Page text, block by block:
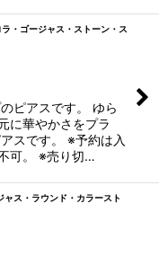
・ゴージャス・ストーン・ス
ピアスです。 ゆら
に華やかさをプラ
スです。 ※予約は入
可。 ※売り切…
ス・ラウンド・カラースト